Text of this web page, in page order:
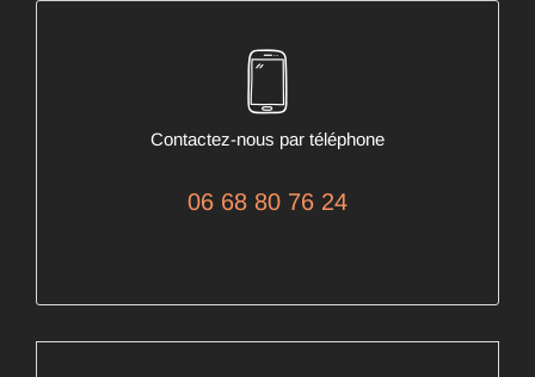
Contactez-nous par téléphone
06 68 80 76 24